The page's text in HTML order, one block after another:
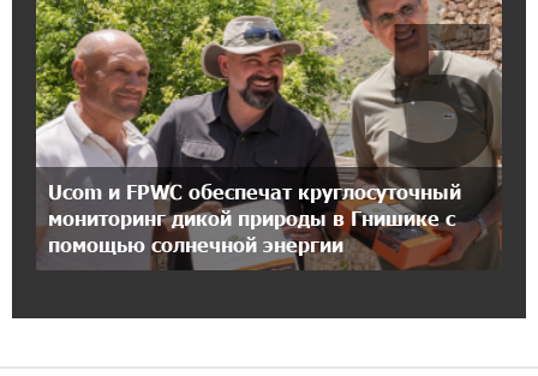
18:38:14 8-07-2026
Зачем Пашинян полетел в Россию?․ Аршак
Карапетян
17:46:18 8-07-2026
Глава МИД Иордании: Подписание мирного
соглашения между Арменией и
Азербайджаном близко
Ucom и FPWC обеспечат круглосуточный
мониторинг дикой природы в Гнишике с
помощью солнечной энергии
5